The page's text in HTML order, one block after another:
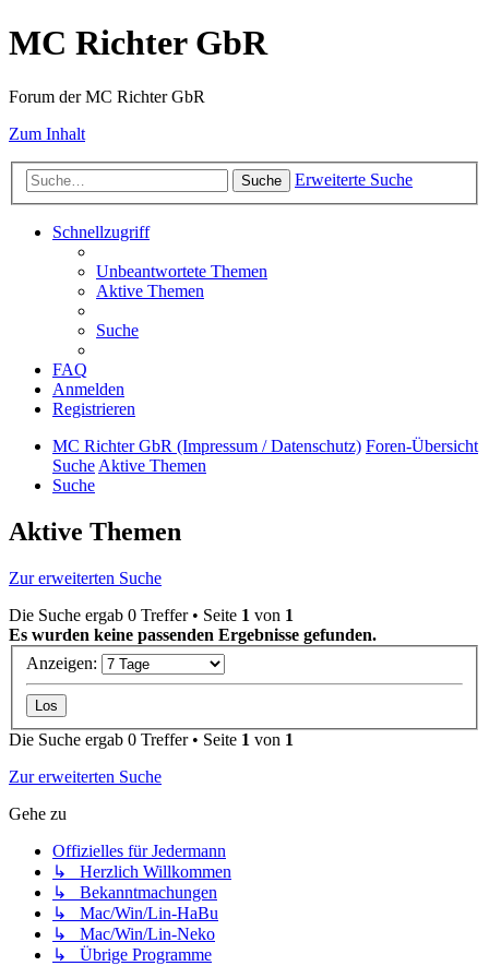
MC Richter GbR
Forum der MC Richter GbR
Zum Inhalt
Suche Erweiterte Suche
Schnellzugriff
Unbeantwortete Themen
Aktive Themen
Suche
FAQ
Anmelden
Registrieren
MC Richter GbR (Impressum / Datenschutz) Foren-Übersicht
SucheAktive Themen
Suche
Aktive Themen
Zur erweiterten Suche
Die Suche ergab 0 Treffer • Seite 1 von 1
Es wurden keine passenden Ergebnisse gefunden.
Anzeigen:
Die Suche ergab 0 Treffer • Seite 1 von 1
Zur erweiterten Suche
Gehe zu
Offizielles für Jedermann
↳ Herzlich Willkommen
↳ Bekanntmachungen
↳ Mac/Win/Lin-HaBu
↳ Mac/Win/Lin-Neko
↳ Übrige Programme